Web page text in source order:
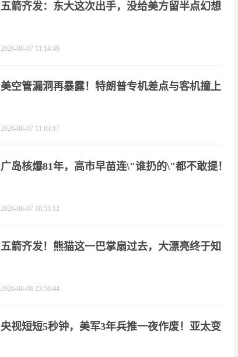
五箭齐发：东大这次出手，没给美方留半点幻想
2026-08-07 11:14:46
美空管漏洞再暴露！特朗普专机差点与客机撞上
2026-08-07 11:03:17
广岛核爆81年，高市早苗连\"谁扔的\"都不敢提！
2026-08-07 10:55:12
五箭齐发！熊猫这一巴掌扇过去，大漂亮终于知
2026-08-06 23:56:44
央视短短5秒钟，美军3年兵推一夜作废！亚太变